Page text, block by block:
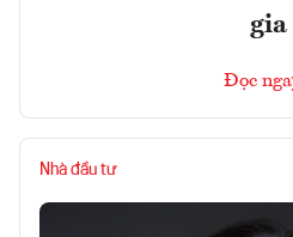
gia
Đọc
Nhà đầu tư